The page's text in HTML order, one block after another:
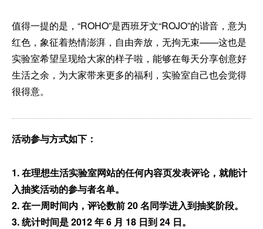
值得一提的是，“ROHO”是西班牙文“ROJO”的谐音，意为
红色，象征着热情澎湃，自由奔放，无拘无束——这也是
实验室希望呈现给大家的样子啦，能够在每天分享创意好
生活之余，为大家带来更多的福利，实验室自己也会觉得
很得意。
活动参与方式如下：
1. 在理想生活实验室网站的任何内容页发表评论，就能计
入抽奖活动的参与者名单。
2. 在一周时间内，评论数前 20 名同学进入到抽奖阶段。
3. 统计时间是 2012 年 6 月 18 日到 24 日。